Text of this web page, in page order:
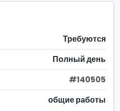
Требуются
Полный день
#140505
общие работы